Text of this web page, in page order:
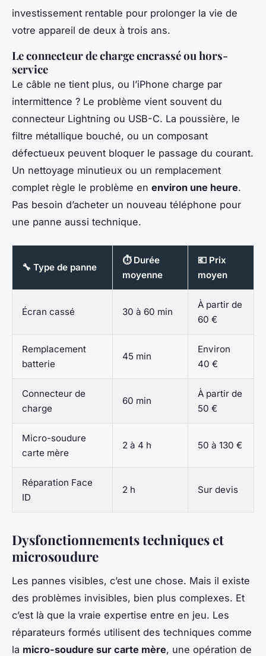
investissement rentable pour prolonger la vie de
votre appareil de deux à trois ans.
Le connecteur de charge encrassé ou hors-
service
Le câble ne tient plus, ou l’iPhone charge par
intermittence ? Le problème vient souvent du
connecteur Lightning ou USB-C. La poussière, le
filtre métallique bouché, ou un composant
défectueux peuvent bloquer le passage du courant.
Un nettoyage minutieux ou un remplacement
complet règle le problème en environ une heure.
Pas besoin d’acheter un nouveau téléphone pour
une panne aussi technique.
🔧 Type de panne
⏱️ Durée
moyenne
💶 Prix
moyen
Écran cassé 30 à 60 min
À partir de
60 €
Remplacement
batterie
45 min
Environ
40 €
Connecteur de
charge
60 min
À partir de
50 €
Micro-soudure
carte mère
2 à 4 h 50 à 130 €
Réparation Face
ID
2 h Sur devis
Dysfonctionnements techniques et
microsoudure
Les pannes visibles, c’est une chose. Mais il existe
des problèmes invisibles, bien plus complexes. Et
c’est là que la vraie expertise entre en jeu. Les
réparateurs formés utilisent des techniques comme
la micro-soudure sur carte mère, une opération de